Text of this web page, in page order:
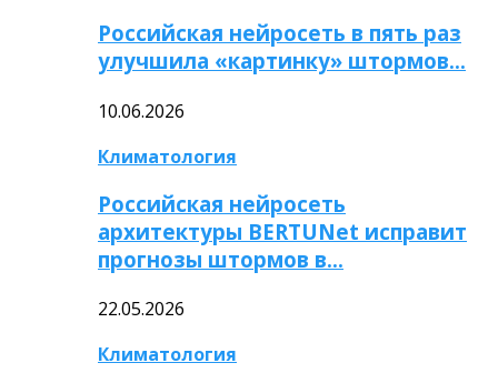
Российская нейросеть в пять раз
улучшила «картинку» штормов…
10.06.2026
Климатология
Российская нейросеть
архитектуры BERTUNet исправит
прогнозы штормов в…
22.05.2026
Климатология